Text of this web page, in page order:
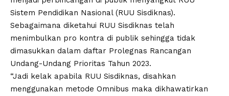
Sistem Pendidikan Nasional (RUU Sisdiknas).
Sebagaimana diketahui RUU Sisdiknas telah
menimbulkan pro kontra di publik sehingga tidak
dimasukkan dalam daftar Prolegnas Rancangan
Undang-Undang Prioritas Tahun 2023.
“Jadi kelak apabila RUU Sisdiknas, disahkan
menggunakan metode Omnibus maka dikhawatirkan